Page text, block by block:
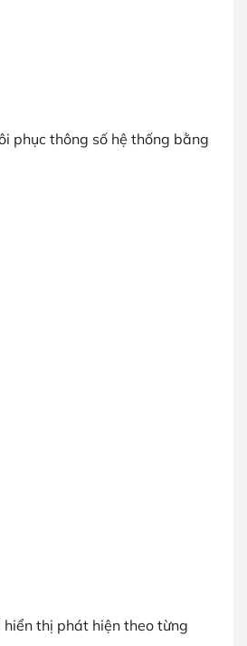
phục thông số hệ thống bằng
hiển thị phát hiện theo từng